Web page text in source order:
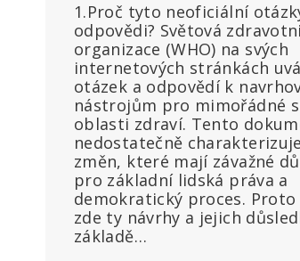
1.Proč tyto neoficiální
odpovědi? Světová
organizace (WHO) na svých
internetových stránkách
otázek a odpovědí k
nástrojům pro mimořádné
oblasti zdraví. Tento
nedostatečně
změn, které mají závažné
pro základní lidská práva a
demokratický proces. Proto
zde ty návrhy a jejich
základě…